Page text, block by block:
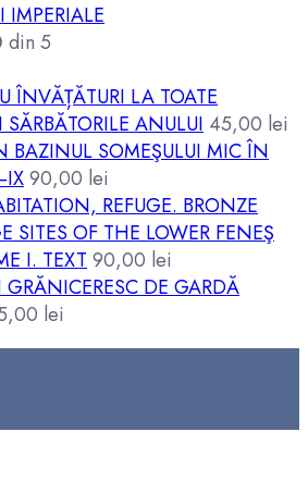
din 5
ÎNVĂȚĂTURI LA TOATE
ANULUI 45,00 lei
BAZINUL SOMEŞULUI MIC ÎN
90,00 lei
REFUGE. BRONZE
SITES OF THE LOWER FENEŞ
I. TEXT 90,00 lei
DE GARDĂ
lei